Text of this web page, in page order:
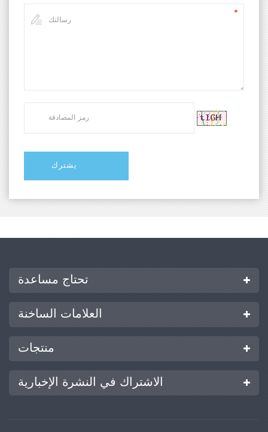
تحتاج مساعدة
العلامات الساخنة
منتجات
الاشتراك في النشرة الإخبارية